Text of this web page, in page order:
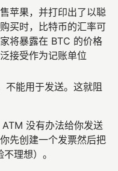
苹果，并打印出了以聪
买时，比特币的汇率可
将暴露在 BTC 的价格
接受作为记账单位
不能用于发送。这就阻
没有办法给你发送
先创建一个发票然后把
理想）。